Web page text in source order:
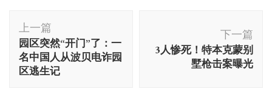
博
文
导
航
上一篇
园区突然“开门”了：一
名中国人从波贝电诈园
区逃生记
下一篇
3人惨死！特本克蒙别
墅枪击案曝光